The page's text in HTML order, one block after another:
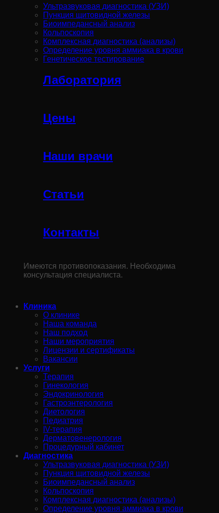
Ультразвуковая диагностика (УЗИ)
Пункция щитовидной железы
Биоимпедансный анализ
Кольпоскопия
Комплексная диагностика (анализы)
Определение уровня аммиака в крови
Генетическое тестирование
Лаборатория
Цены
Наши врачи
Статьи
Контакты
Имеются противопоказания. Необходима
консультация специалиста.
Клиника
О клинике
Наша команда
Наш подход
Наши мероприятия
Лицензии и сертификаты
Вакансии
Услуги
Терапия
Гинекология
Эндокринология
Гастроэнтерология
Диетология
Педиатрия
IV-терапия
Дерматовенерология
Процедурный кабинет
Диагностика
Ультразвуковая диагностика (УЗИ)
Пункция щитовидной железы
Биоимпедансный анализ
Кольпоскопия
Комплексная диагностика (анализы)
Определение уровня аммиака в крови